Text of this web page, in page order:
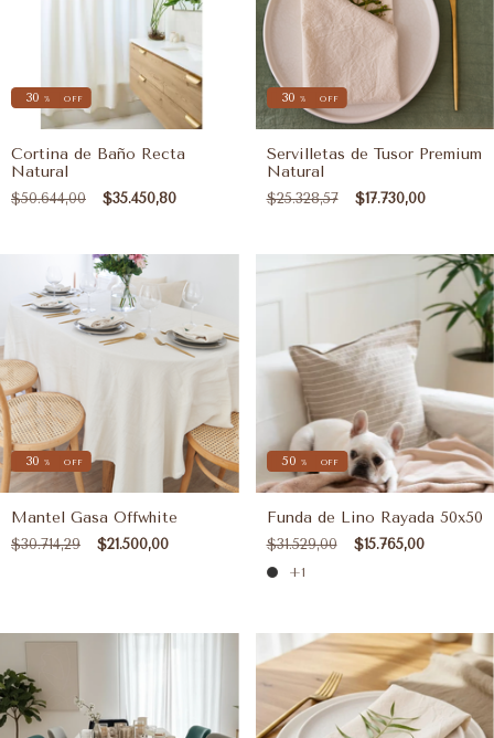
30 % OFF
Cortina de Baño Recta
Natural
$50.644,00 $35.450,80
30 % OFF
Servilletas de Tusor Premium
Natural
$25.328,57 $17.730,00
30 % OFF
Mantel Gasa Offwhite
$30.714,29 $21.500,00
50 % OFF
Funda de Lino Rayada 50x50
$31.529,00 $15.765,00
+1